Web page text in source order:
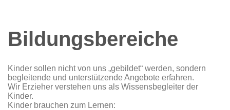
Bildungsbereiche
Kinder sollen nicht von uns „gebildet“ werden, sondern
begleitende und unterstützende Angebote erfahren.
Wir Erzieher verstehen uns als Wissensbegleiter der
Kinder.
Kinder brauchen zum Lernen: